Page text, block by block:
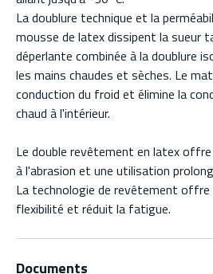
La doublure technique et la
mousse de latex dissipent la sueur
déperlante combinée à la doublure
les mains chaudes et sèches. Le
conduction du froid et élimine la
chaud à l'intérieur.
Le double revêtement en latex
à l'abrasion et une utilisation
La technologie de revêtement offre
flexibilité et réduit la fatigue.
Documents